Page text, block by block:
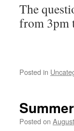
The
from 3pm
Posted in
Posted on